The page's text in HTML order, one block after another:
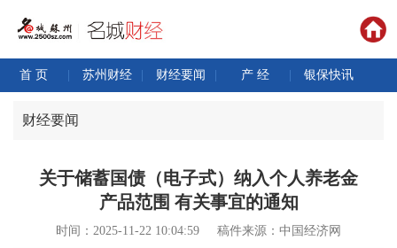
首 页 | 苏州财经 | 财经要闻 | 产 经 | 银保快讯
财经要闻
关于储蓄国债（电子式）纳入个人养老金
产品范围 有关事宜的通知
时间：2025-11-22 10:04:59 稿件来源：中国经济网